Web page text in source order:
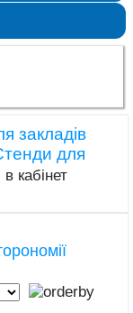
закладів
для
кабінет